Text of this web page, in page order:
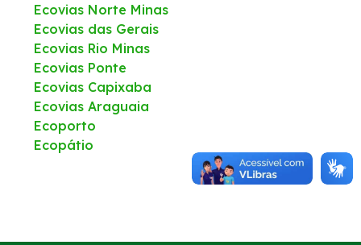
Área do Cliente
Extranet - SISLOG
Ecovias Norte Minas
Ecovias das Gerais
Ecovias Rio Minas
Ecovias Ponte
Ecovias Capixaba
Ecovias Araguaia
Ecoporto
Ecopátio